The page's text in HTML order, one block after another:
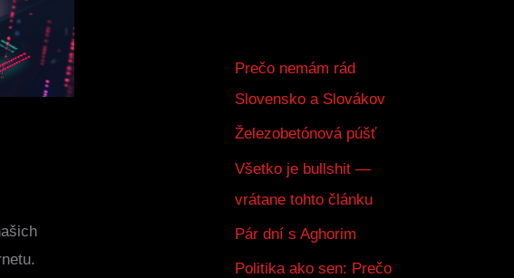
Prečo nemám rád
Slovensko a Slovákov
Železobetónová púšť
Všetko je bullshit —
vrátane tohto článku
Pár dní s Aghorim
Politika ako sen: Prečo